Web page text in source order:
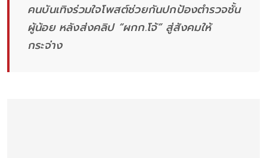
คนบันเทิงร่วมใจโพสต์ช่วยกันปกป้องตำรวจชั้น
ผู้น้อย หลังส่งคลิป “ผกก.โจ้” สู่สังคมให้
กระจ่าง